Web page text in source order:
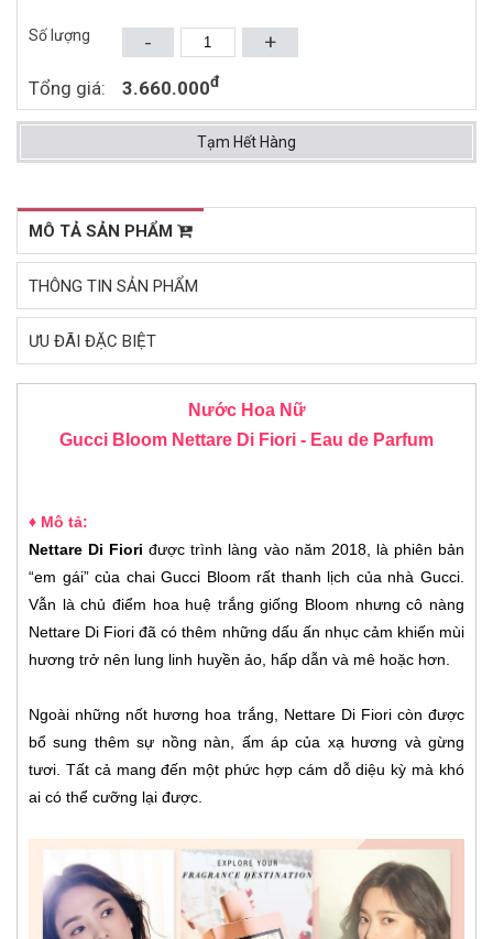
Số lượng +
-
Tổng giá: 3.660.000đ
Tạm Hết Hàng
Mua ngay
MÔ TẢ SẢN PHẨM
THÔNG TIN SẢN PHẨM
ƯU ĐÃI ĐẶC BIỆT
Nước Hoa Nữ
Gucci Bloom Nettare Di Fiori - Eau de Parfum
♦ Mô tả:
Nettare Di Fiori được trình làng vào năm 2018, là phiên bản
“em gái” của chai Gucci Bloom rất thanh lịch của nhà Gucci.
Vẫn là chủ điểm hoa huệ trắng giống Bloom nhưng cô nàng
Nettare Di Fiori đã có thêm những dấu ấn nhục cảm khiến mùi
hương trở nên lung linh huyền ảo, hấp dẫn và mê hoặc hơn.
Ngoài những nốt hương hoa trắng, Nettare Di Fiori còn được
bổ sung thêm sự nồng nàn, ấm áp của xạ hương và gừng
tươi. Tất cả mang đến một phức hợp cám dỗ diệu kỳ mà khó
ai có thể cưỡng lại được.